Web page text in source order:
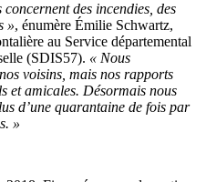
des incendies, des
», énumère Émilie Schwartz,
au Service départemental
(SDIS57). « Nous
voisins, mais nos rapports
et amicales. Désormais nous
d’une quarantaine de fois par
»